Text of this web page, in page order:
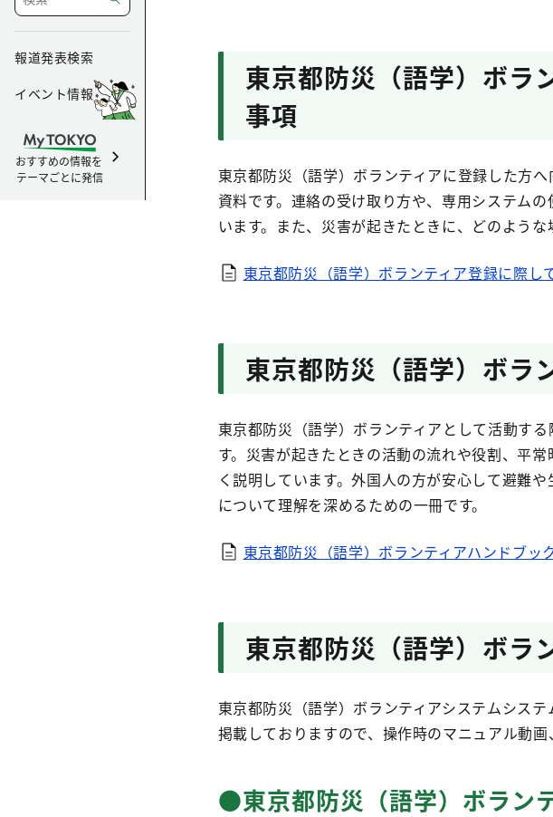
報道発表検索
イベント情報
おすすめの情報を
テーマごとに発信
東京都防災（語学）ボラ
事項
東京都防災（語学）ボランティアに登録した方
資料です。連絡の受け取り方や、専用システム
います。また、災害が起きたときに、どのよう
東京都防災（語学）ボランティア登録に際し
東京都防災（語学）ボラ
東京都防災（語学）ボランティアとして活動す
す。災害が起きたときの活動の流れや役割、平
く説明しています。外国人の方が安心して避難
について理解を深めるための一冊です。
東京都防災（語学）ボランティアハンドブッ
東京都防災（語学）ボラ
東京都防災（語学）ボランティアシステムシス
掲載しておりますので、操作時のマニュアル動画
●東京都防災（語学）ボラン